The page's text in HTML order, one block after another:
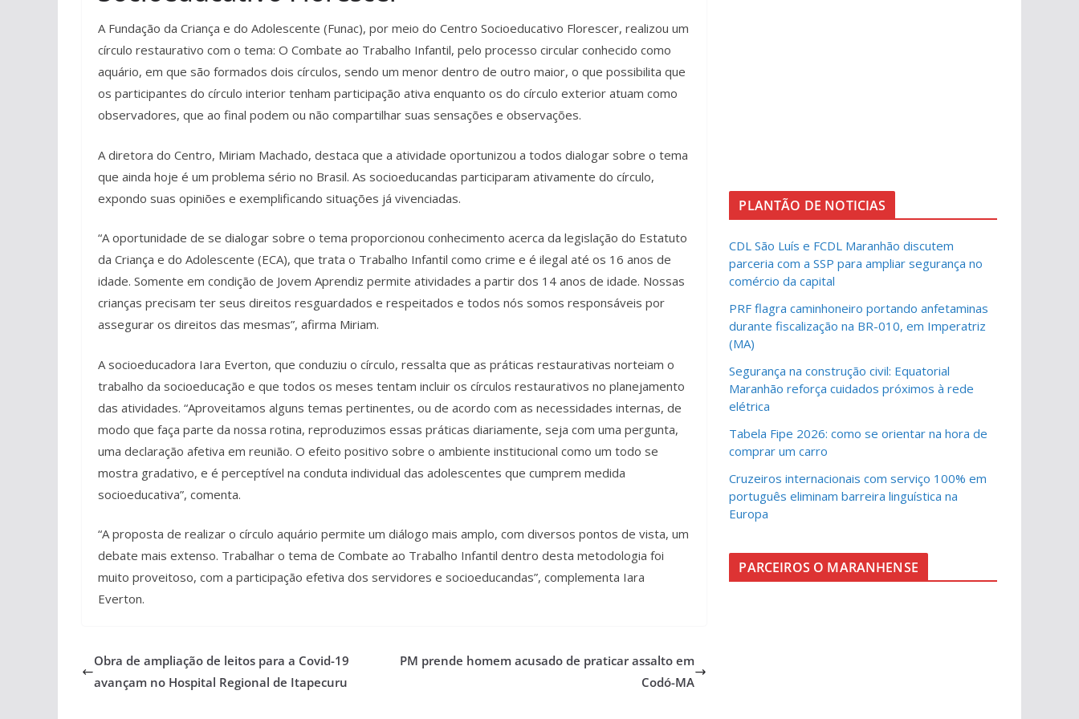
A Fundação da Criança e do Adolescente (Funac), por meio do Centro Socioeducativo Florescer, realizou um
círculo restaurativo com o tema: O Combate ao Trabalho Infantil, pelo processo circular conhecido como
aquário, em que são formados dois círculos, sendo um menor dentro de outro maior, o que possibilita que
os participantes do círculo interior tenham participação ativa enquanto os do círculo exterior atuam como
observadores, que ao final podem ou não compartilhar suas sensações e observações.
A diretora do Centro, Miriam Machado, destaca que a atividade oportunizou a todos dialogar sobre o tema
que ainda hoje é um problema sério no Brasil. As socioeducandas participaram ativamente do círculo,
expondo suas opiniões e exemplificando situações já vivenciadas.
“A oportunidade de se dialogar sobre o tema proporcionou conhecimento acerca da legislação do Estatuto
da Criança e do Adolescente (ECA), que trata o Trabalho Infantil como crime e é ilegal até os 16 anos de
idade. Somente em condição de Jovem Aprendiz permite atividades a partir dos 14 anos de idade. Nossas
crianças precisam ter seus direitos resguardados e respeitados e todos nós somos responsáveis por
assegurar os direitos das mesmas”, afirma Miriam.
A socioeducadora Iara Everton, que conduziu o círculo, ressalta que as práticas restaurativas norteiam o
trabalho da socioeducação e que todos os meses tentam incluir os círculos restaurativos no planejamento
das atividades. “Aproveitamos alguns temas pertinentes, ou de acordo com as necessidades internas, de
modo que faça parte da nossa rotina, reproduzimos essas práticas diariamente, seja com uma pergunta,
uma declaração afetiva em reunião. O efeito positivo sobre o ambiente institucional como um todo se
mostra gradativo, e é perceptível na conduta individual das adolescentes que cumprem medida
socioeducativa”, comenta.
“A proposta de realizar o círculo aquário permite um diálogo mais amplo, com diversos pontos de vista, um
debate mais extenso. Trabalhar o tema de Combate ao Trabalho Infantil dentro desta metodologia foi
muito proveitoso, com a participação efetiva dos servidores e socioeducandas”, complementa Iara
Everton.
Obra de ampliação de leitos para a Covid-19
avançam no Hospital Regional de Itapecuru
PM prende homem acusado de praticar assalto em
Codó-MA
PLANTÃO DE NOTICIAS
CDL São Luís e FCDL Maranhão discutem
parceria com a SSP para ampliar segurança no
comércio da capital
PRF flagra caminhoneiro portando anfetaminas
durante fiscalização na BR-010, em Imperatriz
(MA)
Segurança na construção civil: Equatorial
Maranhão reforça cuidados próximos à rede
elétrica
Tabela Fipe 2026: como se orientar na hora de
comprar um carro
Cruzeiros internacionais com serviço 100% em
português eliminam barreira linguística na
Europa
PARCEIROS O MARANHENSE